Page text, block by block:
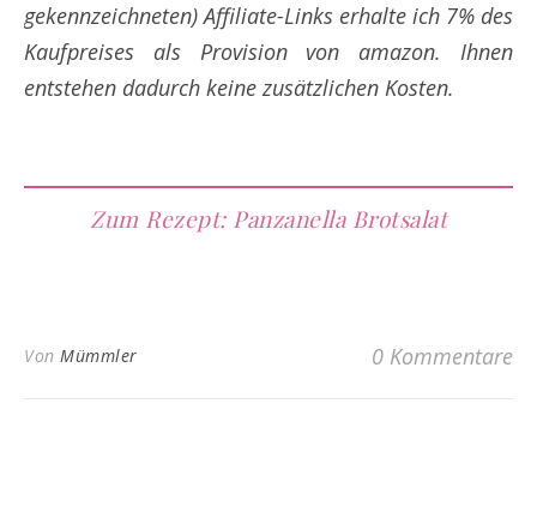
gekennzeichneten) Affiliate-Links erhalte ich 7% des
Kaufpreises als Provision von amazon. Ihnen
entstehen dadurch keine zusätzlichen Kosten.
Zum Rezept: Panzanella Brotsalat
Von Mümmler 0 Kommentare